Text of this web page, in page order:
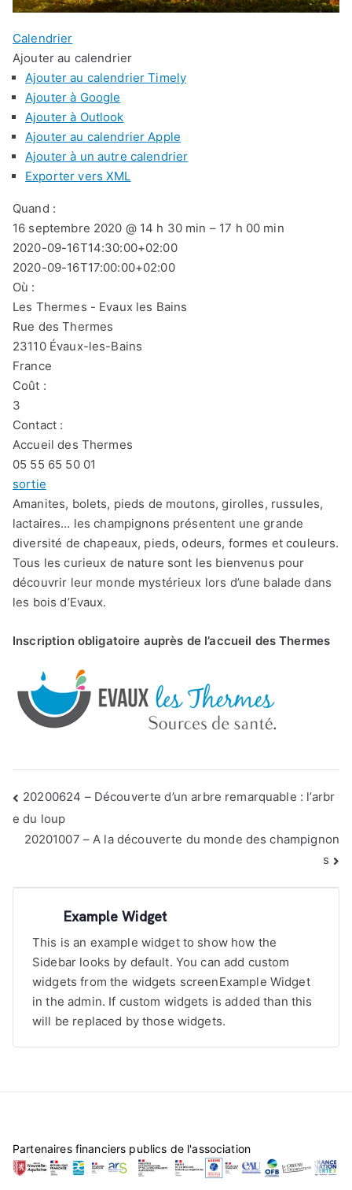
Calendrier
Ajouter au calendrier
Ajouter au calendrier Timely
Ajouter à Google
Ajouter à Outlook
Ajouter au calendrier Apple
Ajouter à un autre calendrier
Exporter vers XML
Quand :
16 septembre 2020 @ 14 h 30 min – 17 h 00 min
2020-09-16T14:30:00+02:00
2020-09-16T17:00:00+02:00
Où :
Les Thermes - Evaux les Bains
Rue des Thermes
23110 Évaux-les-Bains
France
Coût :
3
Contact :
Accueil des Thermes
05 55 65 50 01
sortie
Amanites, bolets, pieds de moutons, girolles, russules,
lactaires… les champignons présentent une grande
diversité de chapeaux, pieds, odeurs, formes et couleurs.
Tous les curieux de nature sont les bienvenus pour
découvrir leur monde mystérieux lors d’une balade dans
les bois d’Evaux.
Inscription obligatoire auprès de l’accueil des Thermes
Navigation
de
l’article
20200624 – Découverte d’un arbre remarquable : l’arbr
e du loup
20201007 – A la découverte du monde des champignon
s
Example Widget
This is an example widget to show how the
Sidebar looks by default. You can add custom
widgets from the widgets screenExample Widget
in the admin. If custom widgets is added than this
will be replaced by those widgets.
Partenaires financiers publics de l'association